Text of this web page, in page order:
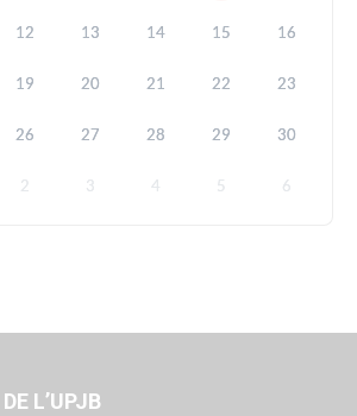
12 13 14 15 16
19 20 21 22 23
26 27 28 29 30
2 3 4 5 6
L’UPJB